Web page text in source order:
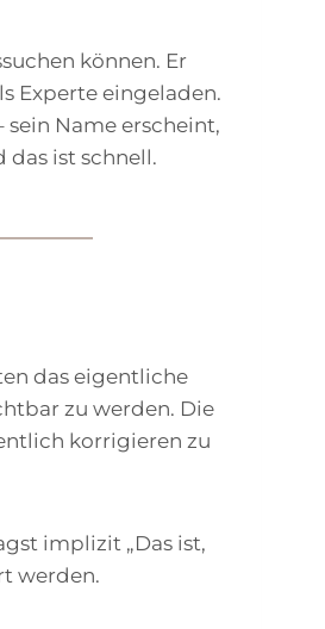
können. Er
Experte eingeladen.
Name erscheint,
das ist schnell.
das eigentliche
zu werden. Die
korrigieren zu
implizit „Das ist,
werden.